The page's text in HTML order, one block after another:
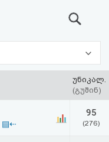
უნიკალ.
(გუშინ)
▤⇠
95
(276)